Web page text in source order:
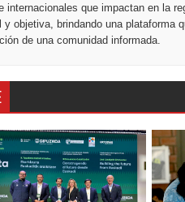
que impactan en la
objetiva, brindando una plataforma
de una comunidad informada.